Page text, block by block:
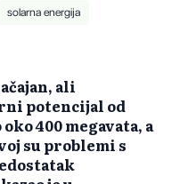
solarna energija
ali
potencijal od
400 megavata, a
su problemi s